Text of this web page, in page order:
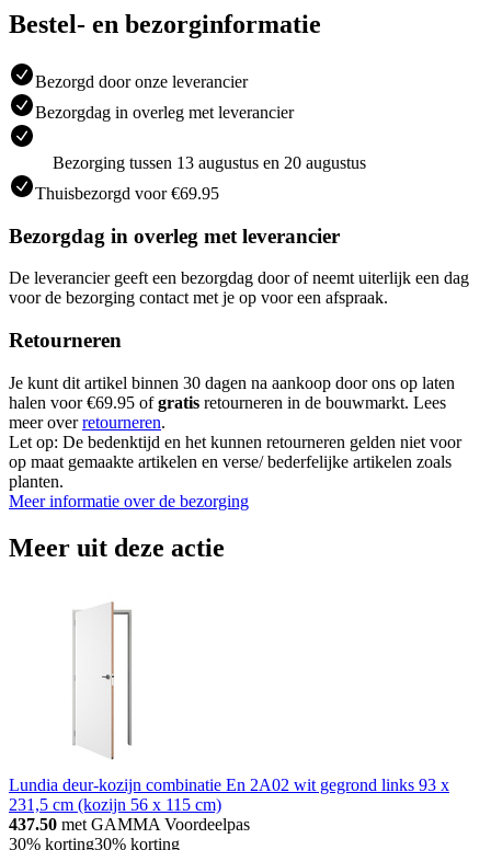
Bestel- en bezorginformatie
Bezorgd door onze leverancier
Bezorgdag in overleg met leverancier
Bezorging tussen 13 augustus en 20 augustus
Thuisbezorgd voor €69.95
Bezorgdag in overleg met leverancier
De leverancier geeft een bezorgdag door of neemt uiterlijk een dag
voor de bezorging contact met je op voor een afspraak.
Retourneren
Je kunt dit artikel binnen 30 dagen na aankoop door ons op laten
halen voor €69.95 ofgratis retourneren in de bouwmarkt. Lees
meer overretourneren.
Let op: De bedenktijd en het kunnen retourneren gelden niet voor
op maat gemaakte artikelen en verse/ bederfelijke artikelen zoals
planten.
Meer informatie over de bezorging
Meer uit deze actie
Lundia deur-kozijn combinatie En 2A02 wit gegrond links 93 x
231,5 cm (kozijn 56 x 115 cm)
437.50 met GAMMA Voordeelpas
30% korting30% korting